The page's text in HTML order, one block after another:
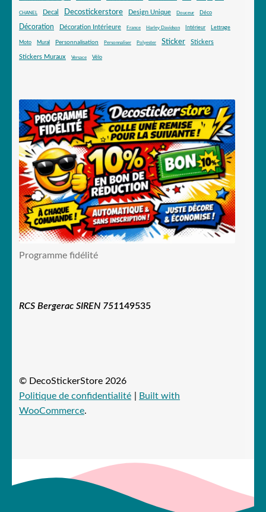
CHANEL Decal Decostickerstore Design Unique Douceur Déco
Décoration Décoration Intérieure France Harley Davidson Intérieur Lettrage
Moto Mural Personnalisation Personnaliser Polyester Sticker Stickers
Stickers Muraux Versace Vélo
Programme fidélité
RCS Bergerac SIREN 751149535
© DecoStickerStore 2026
Politique de confidentialité
Built with
WooCommerce.